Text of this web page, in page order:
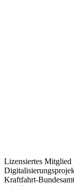
Lizensiertes Mitglied
Kraftfahrt-